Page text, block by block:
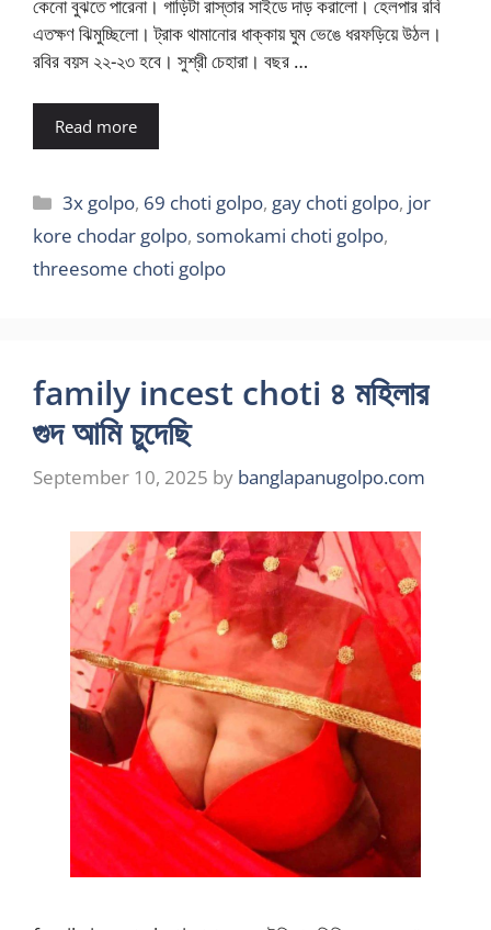
কেনো বুঝতে পারেনা। গাড়িটা রাস্তার সাইডে দাড় করালো। হেলপার রবি
এতক্ষণ ঝিমুচ্ছিলো। ট্রাক থামানোর ধাক্কায় ঘুম ভেঙে ধরফড়িয়ে উঠল।
রবির বয়স ২২-২৩ হবে। সুশ্রী চেহারা। বছর …
Read more
Categories
3x golpo, 69 choti golpo, gay choti golpo, jor
kore chodar golpo, somokami choti golpo,
threesome choti golpo
family incest choti ৪ মহিলার
গুদ আমি চুদেছি
September 10, 2025 by banglapanugolpo.com